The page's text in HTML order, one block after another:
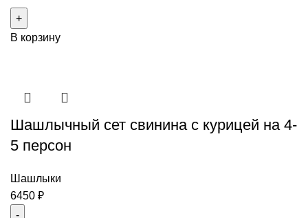
Ассорти
из
персоны
В корзину
Шашлычный сет свинина с курицей на 4-
5 персон
Шашлыки
6450 ₽